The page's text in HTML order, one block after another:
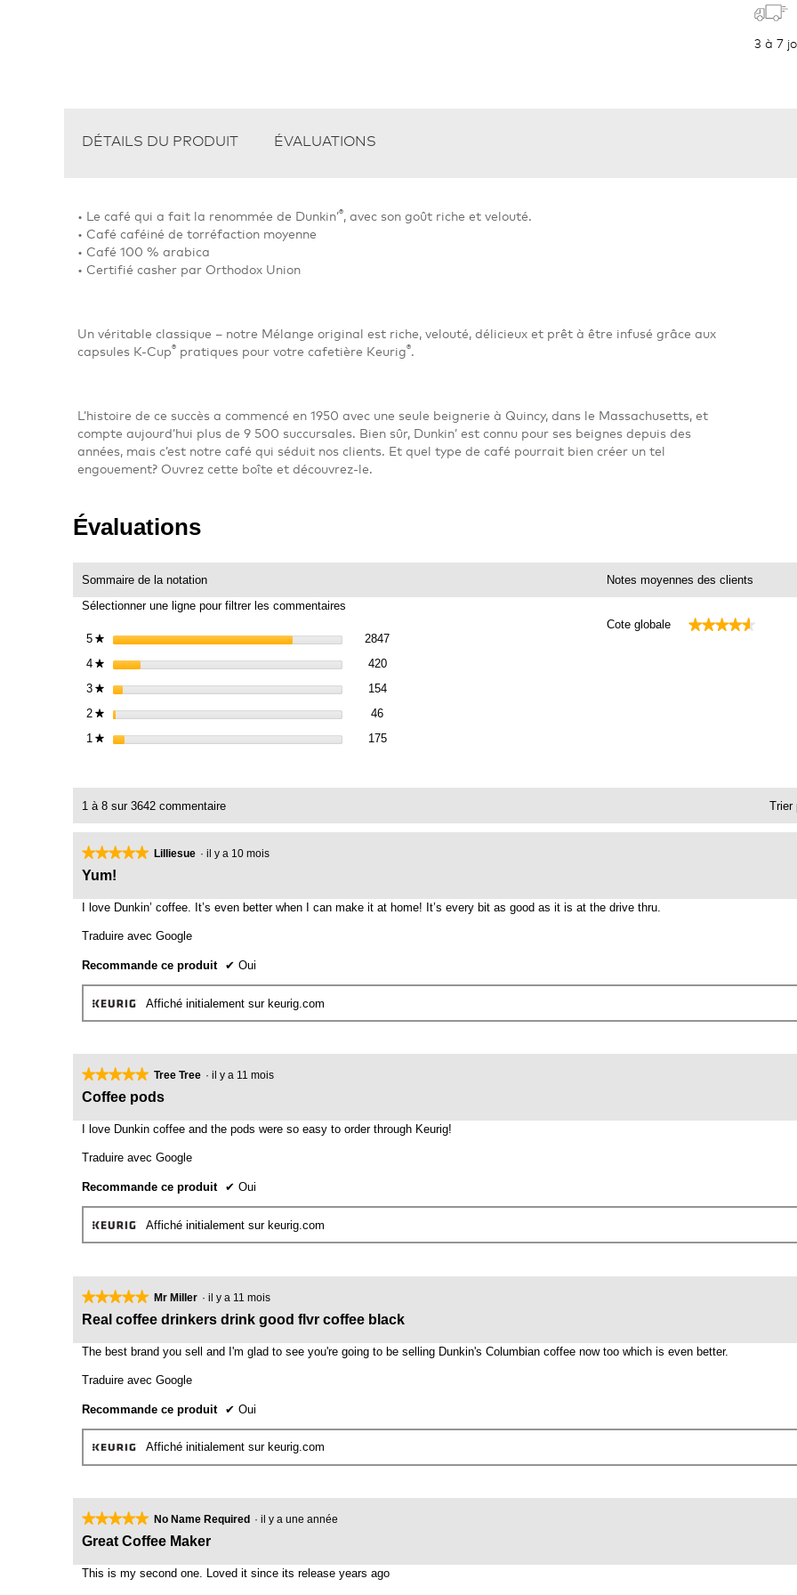
3 à 7
DÉTAILS DU PRODUIT ÉVALUATIONS
• Le café qui a fait la renommée de Dunkin’®, avec son goût riche et velouté.
• Café caféiné de torréfaction moyenne
• Café 100 % arabica
• Certifié casher par Orthodox Union
Un véritable classique – notre Mélange original est riche, velouté, délicieux et prêt à être infusé grâce aux
capsules K-Cup® pratiques pour votre cafetière Keurig®.
L’histoire de ce succès a commencé en 1950 avec une seule beignerie à Quincy, dans le Massachusetts, et
compte aujourd’hui plus de 9 500 succursales. Bien sûr, Dunkin’ est connu pour ses beignes depuis des
années, mais c’est notre café qui séduit nos clients. Et quel type de café pourrait bien créer un tel
engouement? Ouvrez cette boîte et découvrez-le.
Évaluations
Sommaire de la notation
Sélectionner une ligne pour filtrer les commentaires
5 ★étoiles 2847
4 ★étoiles 420420 commentaires avec 4 étoiles.
Sélectionnez pour filtrer les commentaires avec 4 étoiles.
3 ★étoiles 154154 commentaires avec 3 étoiles.
Sélectionnez pour filtrer les commentaires avec 3 étoiles.
2 ★étoiles 46
1 ★étoiles 175175 commentaires avec 1 étoile.
Sélectionnez pour filtrer les commentaires avec 1 étoile.
Notes moyennes des clients
Cote globale ★★★★★
★★★★★
1 à 8 sur 3642 commentaire Trier
★★★★★
★★★★★
5
sur
Lilliesue · il y a 10 mois
Yum!
I love Dunkin’ coffee. It’s even better when I can make it at home! It’s every bit as good as it is at the drive thru.
Traduire avec Google
Recommande ce produit ✔ Oui
Affiché initialement sur keurig.com
★★★★★
★★★★★
5
sur
Tree Tree · il y a 11 mois
Coffee pods
I love Dunkin coffee and the pods were so easy to order through Keurig!
Traduire avec Google
Recommande ce produit ✔ Oui
Affiché initialement sur keurig.com
★★★★★
★★★★★
5
sur
Mr Miller · il y a 11 mois
Real coffee drinkers drink good flvr coffee black
The best brand you sell and I'm glad to see you're going to be selling Dunkin's Columbian coffee now too which is even better.
Traduire avec Google
Recommande ce produit ✔ Oui
Affiché initialement sur keurig.com
★★★★★
★★★★★
5
sur
No Name Required · il y a une année
Great Coffee Maker
This is my second one. Loved it since its release years ago